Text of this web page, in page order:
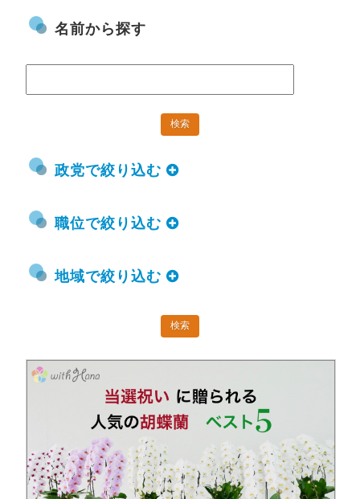
名前から探す
政党で絞り込む
職位で絞り込む
地域で絞り込む